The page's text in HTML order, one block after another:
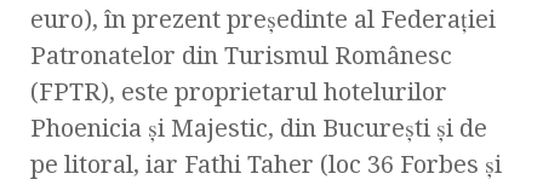
euro), în prezent preşedinte al Federaţiei
Patronatelor din Turismul Românesc
(FPTR), este proprietarul hotelurilor
Phoenicia şi Majestic, din Bucureşti şi de
pe litoral, iar Fathi Taher (loc 36 Forbes şi